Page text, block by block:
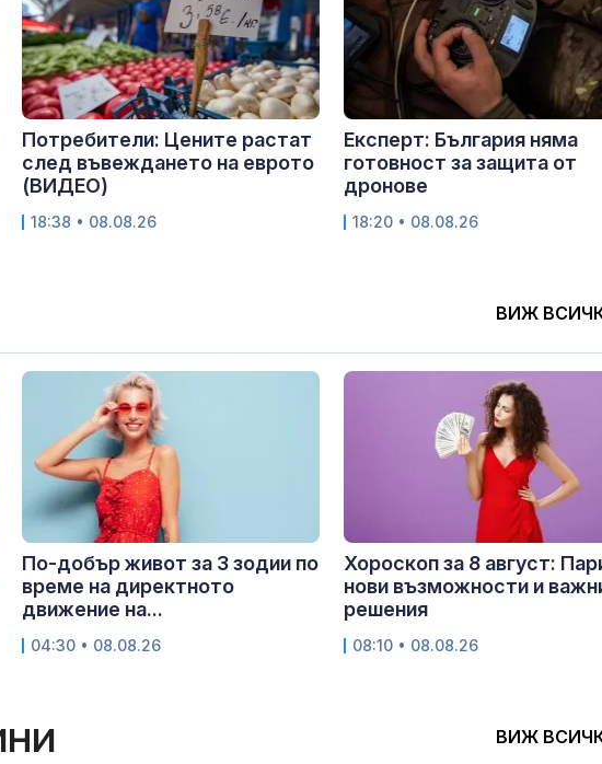
Потребители: Цените растат
след въвеждането на еврото
(ВИДЕО)
18:38 • 08.08.26
Експерт: България няма
готовност за защита от
дронове
18:20 • 08.08.26
ВИЖ
По-добър живот за 3 зодии по
време на директното
движение на...
04:30 • 08.08.26
Хороскоп за 8 август:
нови възможности и
решения
08:10 • 08.08.26
ВИЖ